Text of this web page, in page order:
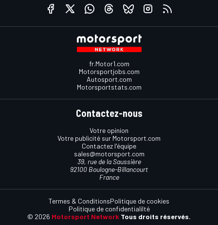
fr.Motor1.com
Motorsportjobs.com
Autosport.com
Motorsportstats.com
Contactez-nous
Votre opinion
Votre publicité sur Motorsport.com
Contactez l'équipe
sales@motorsport.com
39, rue de la Saussière
92100 Boulogne-Billancourt
France
© 2026 Motorsport Network Tous droits réservés.
Termes & ConditionsPolitique de cookies
Politique de confidentialilté